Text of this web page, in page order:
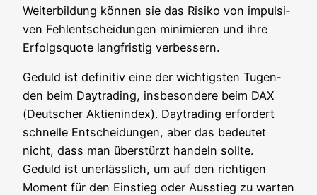
Wei­ter­bil­dung kön­nen sie das Risi­ko von impul­si­
ven Fehl­ent­schei­dun­gen mini­mie­ren und ihre
Erfolgs­quo­te lang­fris­tig verbessern.
Geduld ist defi­ni­tiv eine der wich­tigs­ten Tugen­
den beim Day­tra­ding, ins­be­son­de­re beim DAX
(Deut­scher Akti­en­in­dex). Day­tra­ding erfor­dert
schnel­le Ent­schei­dun­gen, aber das bedeu­tet
nicht, dass man über­stürzt han­deln soll­te.
Geduld ist uner­läss­lich, um auf den rich­ti­gen
Moment für den Ein­stieg oder Aus­stieg zu war­ten